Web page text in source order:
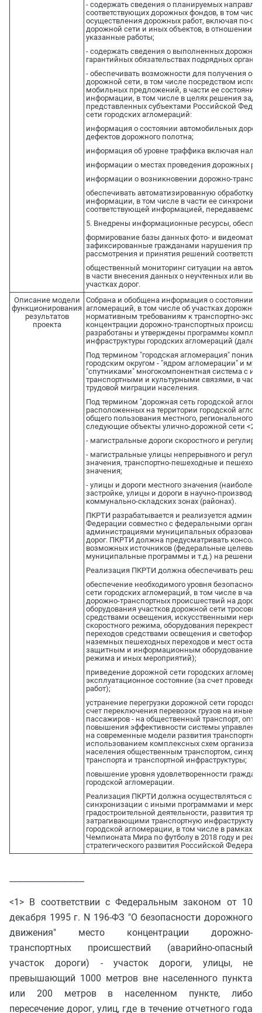
- содержать сведения о планируемых
соответствующих дорожных фондов, в том
осуществления дорожных работ, включая по-
дорожной сети и иных объектов, в отношении
указанные работы;
- содержать сведения о выполненных
гарантийных обязательствах подрядных
- обеспечивать возможности для получения
дорожной сети, в том числе посредством
мобильных предложений, в части ее состояния
информации, в том числе в целях решения
представленных субъектами Российской
сети городских агломераций:
информация о состоянии автомобильных дорог
дефектов дорожного полотна;
информация об уровне траффика включая
информации о местах проведения дорожных
информации о возникновении дорожно-
обеспечивать автоматизированную обработку
информации, в том числе в части ее
соответствующей информацией,
5. Внедрены информационные ресурсы,
формирование базы данных фото- и
зафиксированные гражданами нарушения
рассмотрения и принятия решений
общественный мониторинг ситуации на
в части внесения данных о неучтенных или
участках дорог.
Описание модели
функционирования
результатов
проекта
Собрана и обобщена информация о состоянии
агломераций, в том числе об участках
нормативным требованиям к транспортно-
концентрации дорожно-транспортных
разработаны и утверждены программы
инфраструктуры городских агломераций
Под термином "городская агломерация"
городским округом - "ядром агломерации" и
"спутниками" многокомпонентная система с
транспортными и культурными связями, в
трудовой миграции населения.
Под термином "дорожная сеть городской
расположенных на территории городской
общего пользования местного, регионального
следующие объекты улично-дорожной сети <2>:
- магистральные дороги скоростного и
- магистральные улицы непрерывного и
значения, транспортно-пешеходные и
значения;
- улицы и дороги местного значения
застройке, улицы и дороги в научно-
коммунально-складских зонах (районах).
ПКРТИ разрабатывается и реализуется
Федерации совместно с федеральными
администрациями муниципальных
дорог. ПКРТИ должна предусматривать
возможных источников (федеральные
муниципальные программы и т.д.) на решение
Реализация ПКРТИ должна обеспечивать
обеспечение необходимого уровня
сети городских агломераций, в том числе в
дорожно-транспортных происшествий на
оборудования участков дорожной сети
средствами освещения, искусственными
скоростного режима, оборудования
переходов средствами освещения и
наземных пешеходных переходов и мест
защитным и информационным оборудованием,
режима и иных мероприятий);
приведение дорожной сети городских
эксплуатационное состояние (за счет
работ);
устранение перегрузки дорожной сети
счет переключения перевозок грузов на иные
пассажиров - на общественный транспорт,
повышения эффективности системы
на современные модели развития
использованием комплексных схем
населения общественным транспортом,
транспорта и транспортной инфраструктуры;
повышение уровня удовлетворенности
городской агломерации.
Реализация ПКРТИ должна осуществляться с
синхронизации с иными программами и
градостроительной деятельности, развития
затрагивающими транспортную
городской агломерации, в том числе в рамках
Чемпионата Мира по футболу в 2018 году и
стратегического развития Российской
--------------------------------
<1> В соответствии с Федеральным законом от 10
декабря 1995 г. N 196-ФЗ "О безопасности дорожного
движения" место концентрации дорожно-
транспортных происшествий (аварийно-опасный
участок дороги) - участок дороги, улицы, не
превышающий 1000 метров вне населенного пункта
или 200 метров в населенном пункте, либо
пересечение дорог, улиц, где в течение отчетного года